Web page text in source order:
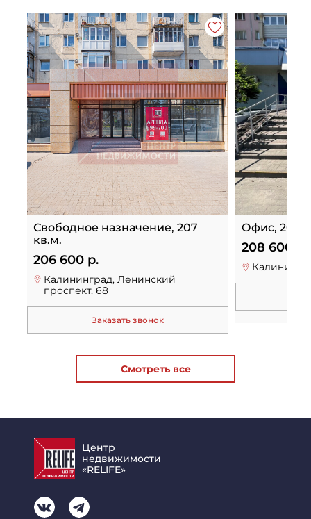
Свободное назначение, 207
кв.м.
206 600 р.
Калининград, Ленинский
проспект, 68
Заказать звонок
Офис, 209
208 600 р.
Смотреть все
Центр
недвижимости
«RELIFE»